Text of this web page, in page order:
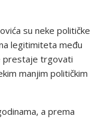
su neke političke
legitimiteta među
prestaje trgovati
manjim političkim
a prema